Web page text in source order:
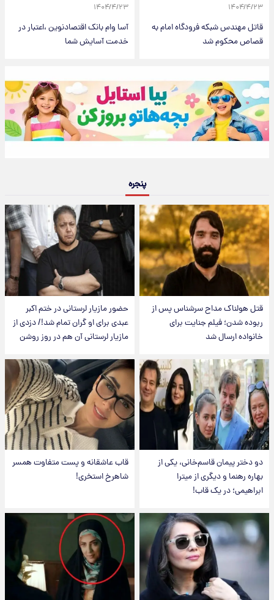
۱۴۰۴/۴/۲۳
قاتل مهندس شبکه فرودگاه امام به
قصاص محکوم شد
۱۴۰۴/۴/۲۳
آسا وام بانک اقتصادنوین ،اعتبار در
خدمت آسایش شما
پنجره
قتل هولناک مداح سرشناس پس از
ربوده شدن؛ فیلم جنایت برای
خانواده ارسال شد
حضور مازیار لرستانی در ختم اکبر
عبدی برای او گران تمام شد!/ دزدی از
مازیار لرستانی آن هم در روز روشن
دو دختر پیمان قاسم‌خانی، یکی از
بهاره رهنما و دیگری از میترا
ابراهیمی؛ در یک قاب!
قاب عاشقانه و پست متفاوت همسر
شاهرخ استخری!